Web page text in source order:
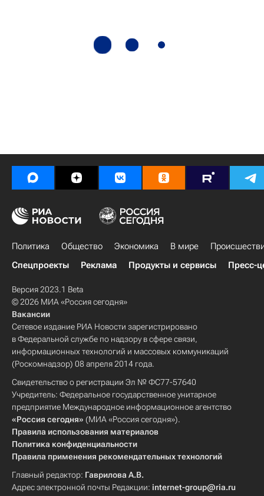
Политика Общество Экономика В мире
Спецпроекты
Реклама Продукты и сервисы Пресс-
Версия 2023.1 Beta
© 2026 МИА «Россия сегодня»
Вакансии
Сетевое издание РИА Новости зарегистрировано
в Федеральной службе по надзору в сфере связи,
информационных технологий и массовых коммуникаций
(Роскомнадзор) 08 апреля 2014 года.
Свидетельство о регистрации Эл № ФС77-57640
Учредитель: Федеральное государственное унитарное
предприятие Международное информационное агентство
«Россия сегодня» (МИА «Россия сегодня»).
Правила использования материалов
Политика конфиденциальности
Правила применения рекомендательных технологий
Главный редактор: Гаврилова А.В.
Адрес электронной почты Редакции: internet-group@ria.ru